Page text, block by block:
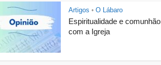
Artigos • O Lábaro
Espiritualidade e comunhão
com a Igreja